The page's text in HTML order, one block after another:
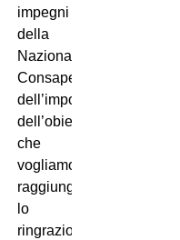
impegni
della
Nazionale.
Consapevoli
dell’importanza
dell’obiettivo
che
vogliamo
raggiungere,
lo
ringrazio